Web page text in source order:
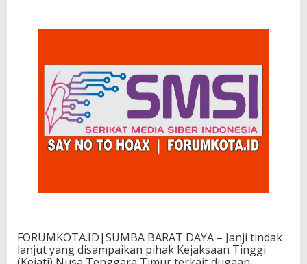
FORUMKOTA.ID|SUMBA BARAT DAYA – Janji tindak
lanjut yang disampaikan pihak Kejaksaan Tinggi